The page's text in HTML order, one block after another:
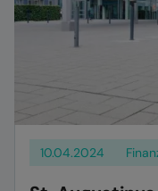
10.04.2024